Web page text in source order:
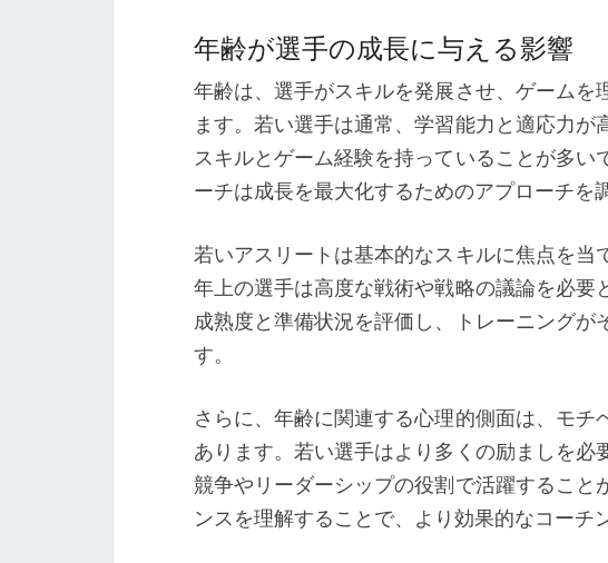
テ
ン
シ
ャ
ル
年齢が選手の成長に与える影響
年齢は、選手がスキルを発展させ、ゲームを
ます。若い選手は通常、学習能力と適応力
スキルとゲーム経験を持っていることが多
ーチは成長を最大化するためのアプローチを
若いアスリートは基本的なスキルに焦点を当
年上の選手は高度な戦術や戦略の議論を必
成熟度と準備状況を評価し、トレーニング
す。
さらに、年齢に関連する心理的側面は、モ
あります。若い選手はより多くの励ましを
競争やリーダーシップの役割で活躍するこ
ンスを理解することで、より効果的なコーチ